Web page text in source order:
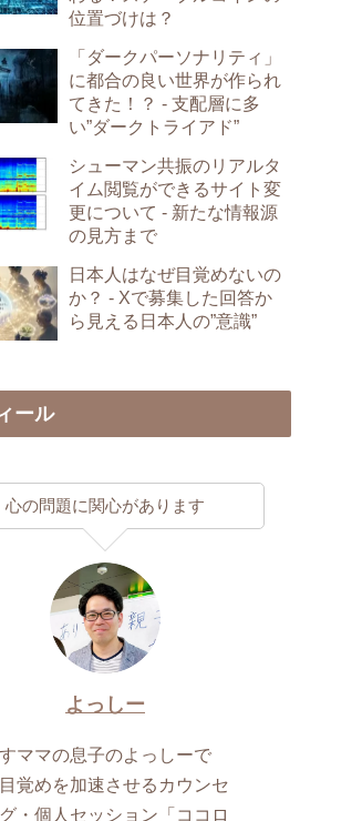
位置づけは？
「ダークパーソナリティ」
に都合の良い世界が作られ
てきた！？ - 支配層に多
い”ダークトライアド”
シューマン共振のリアルタ
イム閲覧ができるサイト変
更について - 新たな情報源
の見方まで
日本人はなぜ目覚めないの
か？ - Xで募集した回答か
ら見える日本人の”意識”
ール
心の問題に関心があります
よっしー
ママの息子のよっしーで
覚めを加速させるカウンセ
・個人セッション「ココロ